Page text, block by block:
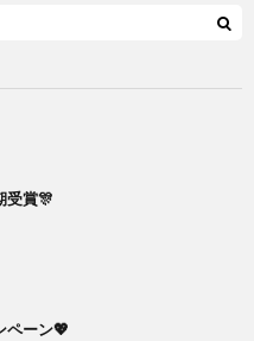
受賞🎊
ペーン💖